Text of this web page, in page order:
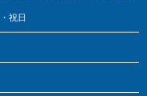
祝日